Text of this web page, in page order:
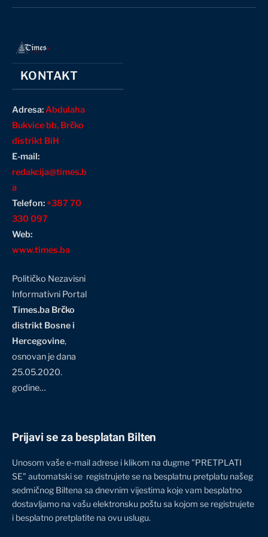
(Twitter)
KONTAKT
Adresa:Abdulaha
Bukvice bb, Brčko
distrikt BiH
E-mail:
redakcija@times.b
a
Telefon:+387 70
330 097
Web:
www.times.ba
Političko Nezavisni
Informativni Portal
Times.ba Brčko
distrikt Bosne i
Hercegovine,
osnovan je dana
25.05.2020.
godine…
Prijavi se za besplatan Bilten
Unosom vaše e-mail adrese i klikom na dugme "PRETPLATI
SE" automatski se registrujete se na besplatnu pretplatu našeg
sedmičnog Biltena sa dnevnim vijestima koje vam besplatno
dostavljamo na vašu elektronsku poštu sa kojom se registrujete
i besplatno pretplatite na ovu uslugu.